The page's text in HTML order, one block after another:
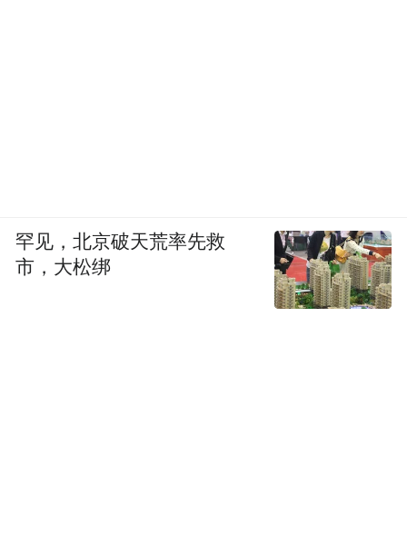
罕见，北京破天荒率先救
市，大松绑